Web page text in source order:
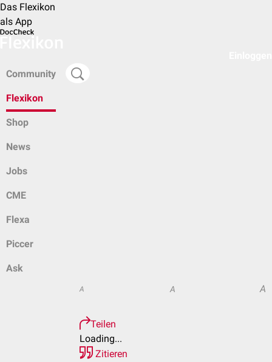
Das Flexikon
als App
Community
Flexikon
Shop
News
Jobs
CME
Flexa
Piccer
Ask
A A A
Teilen
Loading...
Zitieren